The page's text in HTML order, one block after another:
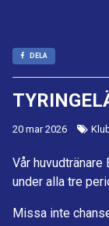
DELA
20 mar 2026
Vår huvudtränare
under alla tre
Missa inte